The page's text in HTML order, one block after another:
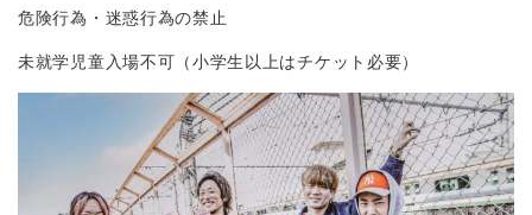
危険行為・迷惑行為の禁止
未就学児童入場不可（小学生以上はチケット必要）